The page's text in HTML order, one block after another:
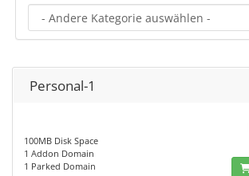
Personal-1
100MB Disk Space
1 Addon Domain
1 Parked Domain